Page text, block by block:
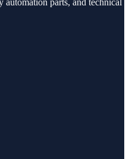
automation parts, and technical